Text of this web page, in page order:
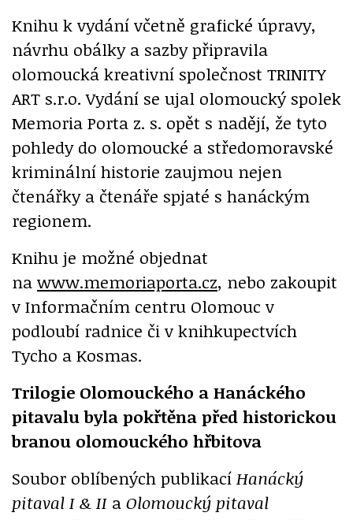
Knihu k vydání včetně grafické úpravy,
návrhu obálky a sazby připravila
olomoucká kreativní společnost TRINITY
ART s.r.o. Vydání se ujal olomoucký spolek
Memoria Porta z. s. opět s nadějí, že tyto
pohledy do olomoucké a středomoravské
kriminální historie zaujmou nejen
čtenářky a čtenáře spjaté s hanáckým
regionem.
Knihu je možné objednat
na www.memoriaporta.cz, nebo zakoupit
v Informačním centru Olomouc v
podloubí radnice či v knihkupectvích
Tycho a Kosmas.
Trilogie Olomouckého a Hanáckého
pitavalubyla pokřtěna před historickou
branou olomouckého hřbitova
Soubor oblíbených publikací Hanácký
pitaval I & II a Olomoucký pitaval